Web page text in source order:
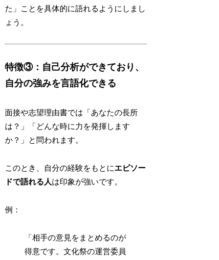
た」ことを具体的に語れるようにしまし
ょう。
特徴③：自己分析ができており、
自分の強みを言語化できる
面接や志望理由書では「あなたの長所
は？」「どんな時に力を発揮します
か？」と問われます。
このとき、自分の経験をもとにエピソー
ドで語れる人は印象が強いです。
例：
「相手の意見をまとめるのが
得意です。文化祭の運営委員